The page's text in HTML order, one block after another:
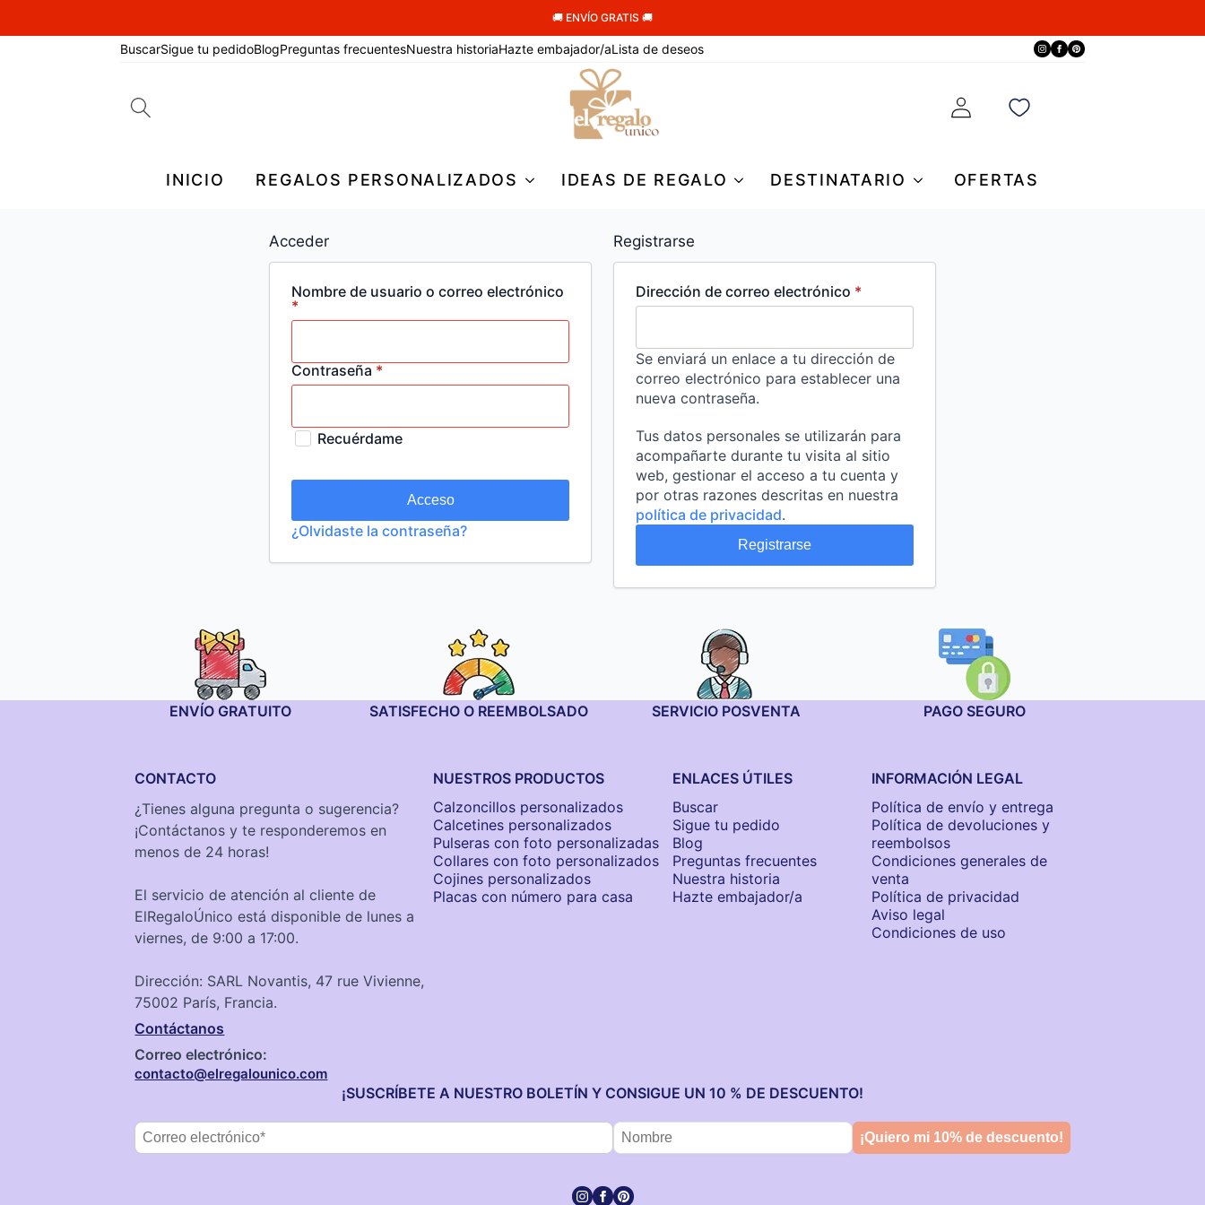
🚚 ENVÍO GRATIS 🚚
BuscarSigue tu pedidoBlogPreguntas frecuentesNuestra historiaHazte embajador/aLista de deseos
INICIO REGALOS PERSONALIZADOS IDEAS DE REGALO DESTINATARIO OFERTAS
Acceder
Nombre de usuario o correo electrónico
*Obligatorio
Contraseña *Obligatorio
Recuérdame
Acceso
¿Olvidaste la contraseña?
Registrarse
Dirección de correo electrónico *Obligatorio
Se enviará un enlace a tu dirección de
correo electrónico para establecer una
nueva contraseña.
Tus datos personales se utilizarán para
acompañarte durante tu visita al sitio
web, gestionar el acceso a tu cuenta y
por otras razones descritas en nuestra
política de privacidad.
Registrarse
ENVÍO GRATUITO SATISFECHO O REEMBOLSADO SERVICIO POSVENTA PAGO SEGURO
CONTACTO
¿Tienes alguna pregunta o sugerencia?
¡Contáctanos y te responderemos en
menos de 24 horas!
El servicio de atención al cliente de
ElRegaloÚnico está disponible de lunes a
viernes, de 9:00 a 17:00.
Dirección: SARL Novantis, 47 rue Vivienne,
75002 París, Francia.
Contáctanos
Correo electrónico:
contacto@elregalounico.com
NUESTROS PRODUCTOS
Calzoncillos personalizados​
Calcetines personalizados
Pulseras con foto personalizadas
Collares con foto personalizados
Cojines personalizados
Placas con número para casa
ENLACES ÚTILES
Buscar
Sigue tu pedido
Blog
Preguntas frecuentes
Nuestra historia
Hazte embajador/a
INFORMACIÓN LEGAL
Política de envío y entrega
Política de devoluciones y
reembolsos
Condiciones generales de
venta
Política de privacidad
Aviso legal
Condiciones de uso
¡SUSCRÍBETE A NUESTRO BOLETÍN Y CONSIGUE UN 10 % DE DESCUENTO!